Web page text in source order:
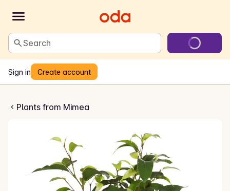
Search
Sign in Create account
Plants from Mimea
Natasja